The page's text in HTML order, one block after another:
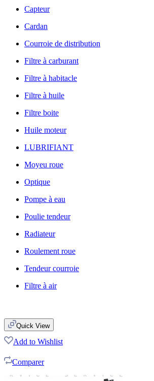
Capteur
Cardan
Courroie de distribution
Filtre à carburant
Filtre à habitacle
Filtre à huile
Filtre boite
Huile moteur
LUBRIFIANT
Moyeu roue
Optique
Pompe à eau
Poulie tendeur
Radiateur
Roulement roue
Tendeur courroie
Filtre à air
Choisir votre véhicule
Quick View
Add to Wishlist
Comparer